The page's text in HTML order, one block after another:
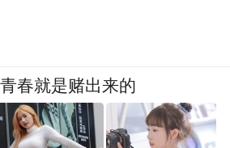
春就是赌出来的